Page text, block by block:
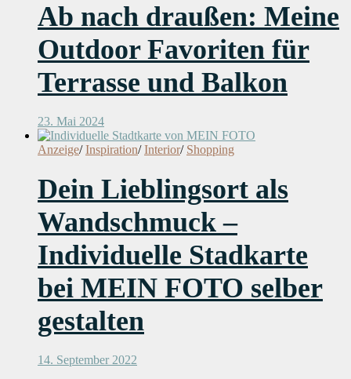
Ab nach draußen: Meine
Outdoor Favoriten für
Terrasse und Balkon
23. Mai 2024
Anzeige/ Inspiration/ Interior/ Shopping
Dein Lieblingsort als
Wandschmuck –
Individuelle Stadkarte
bei MEIN FOTO selber
gestalten
14. September 2022